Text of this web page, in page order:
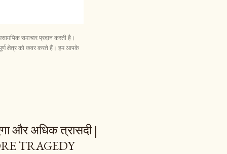
समाचार प्रदान करती है।
क्षेत्र को कवर करते हैं। हम आपके
और अधिक त्रासदी |
TRAGEDY